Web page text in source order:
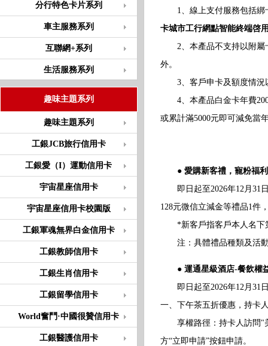
分行特色卡片系列
車主服務系列
互聯網+系列
生活服務系列
趣味主題系列
趣味主題系列
工銀JCB旅行信用卡
工銀愛（I）運動信用卡
宇宙星座信用卡
宇宙星座信用卡校園版
工銀軍魂無界白金信用卡
工銀教師信用卡
工銀生肖信用卡
工銀留學信用卡
World奮鬥·中國很贊信用卡
工銀醫護信用卡
1、線上支付服務包括綁
卡城市工行網點智能終端啓
2、本產品不支持以附屬
外。
3、客戶申卡及額度情況
4、本產品白金卡年費
或累計滿5000元即可減免當
● 愛購新客禮，寵粉福
即日起至2026年12月31日
128元微信立減金等禮品1件
*新客戶指客戶本人名下第
注：具體禮品種類及活動
● 運通星級酒店-餐飲權
即日起至2026年12月31日
一、下午茶五折優惠，持卡
享權路徑：持卡人訪問"美
方“立即申請”按鈕申請。